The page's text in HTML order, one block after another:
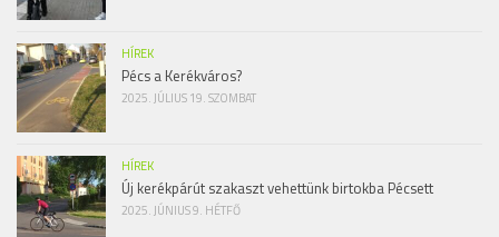
HÍREK
Pécs a Kerékváros?
2025. JÚLIUS 19. SZOMBAT
HÍREK
Új kerékpárút szakaszt vehettünk birtokba Pécsett
2025. JÚNIUS 9. HÉTFŐ